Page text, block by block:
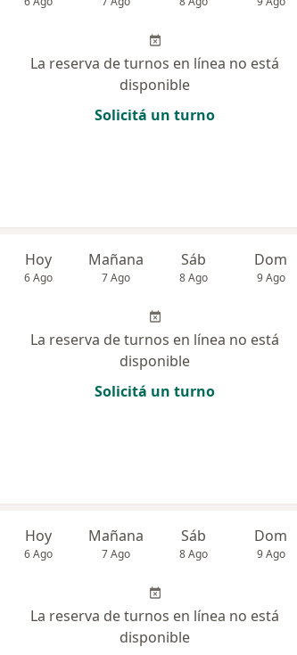
La reserva de turnos en línea no está
disponible
Solicitá un turno
Hoy
6 Ago
Mañana
7 Ago
Sáb
8 Ago
Dom
9 Ago
La reserva de turnos en línea no está
disponible
Solicitá un turno
Hoy
6 Ago
Mañana
7 Ago
Sáb
8 Ago
Dom
9 Ago
La reserva de turnos en línea no está
disponible